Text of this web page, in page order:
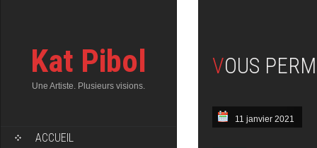
Kat Pibol
Une Artiste. Plusieurs visions.
ACCUEIL
VOUS
11 janvier 2021